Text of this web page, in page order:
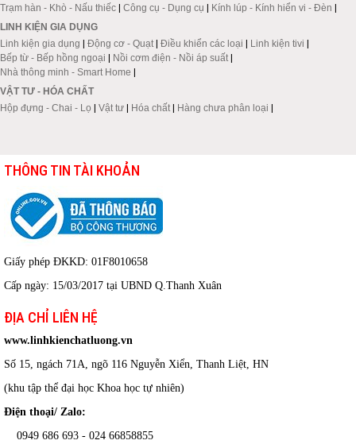
Trạm hàn - Khò - Nấu thiếc | Công cụ - Dụng cụ | Kính lúp - Kính hiển vi - Đèn |
LINH KIỆN GIA DỤNG
Linh kiện gia dụng | Động cơ - Quạt | Điều khiển các loại | Linh kiện tivi |
Bếp từ - Bếp hồng ngoại | Nồi cơm điện - Nồi áp suất |
Nhà thông minh - Smart Home |
VẬT TƯ - HÓA CHẤT
Hộp đựng - Chai - Lọ | Vật tư | Hóa chất | Hàng chưa phân loại |
THÔNG TIN TÀI KHOẢN
Giấy phép ĐKKD: 01F8010658
Cấp ngày: 15/03/2017 tại UBND Q.Thanh Xuân
ĐỊA CHỈ LIÊN HỆ
www.linhkienchatluong.vn
Số 15, ngách 71A, ngõ 116 Nguyễn Xiển, Thanh Liệt, HN
(khu tập thể đại học Khoa học tự nhiên)
Điện thoại/ Zalo:
0949 686 693 - 024 66858855